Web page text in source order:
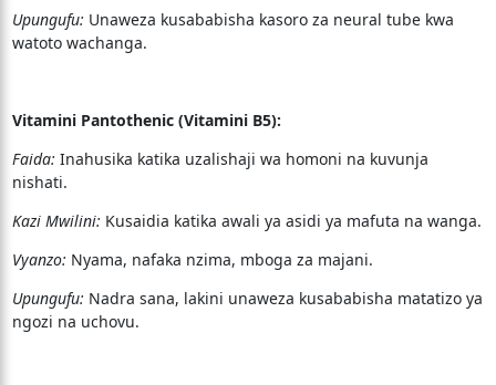
Upungufu: Unaweza kusababisha kasoro za neural tube kwa
watoto wachanga.
Vitamini Pantothenic (Vitamini B5):
Faida: Inahusika katika uzalishaji wa homoni na kuvunja
nishati.
Kazi Mwilini: Kusaidia katika awali ya asidi ya mafuta na wanga.
Vyanzo: Nyama, nafaka nzima, mboga za majani.
Upungufu: Nadra sana, lakini unaweza kusababisha matatizo ya
ngozi na uchovu.